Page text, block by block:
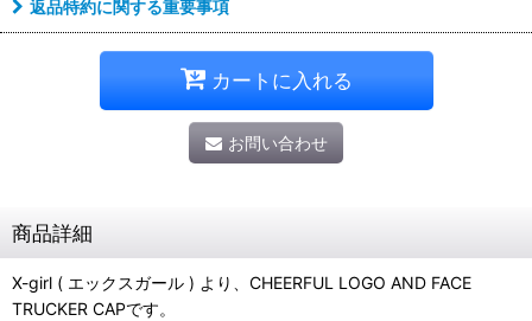
返品特約に関する重要事項
カートに入れる
お問い合わせ
商品詳細
X-girl ( エックスガール ) より、CHEERFUL LOGO AND FACE
TRUCKER CAPです。